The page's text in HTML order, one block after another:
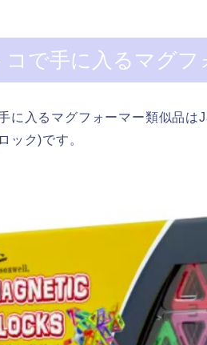
コで手に入るマグフ
に入るマグフォーマー類似品
ック)です。